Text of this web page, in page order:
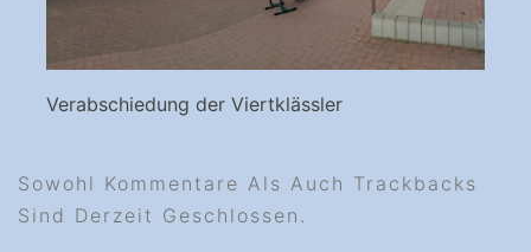
Verabschiedung der Viertklässler
Sowohl Kommentare Als Auch Trackbacks
Sind Derzeit Geschlossen.